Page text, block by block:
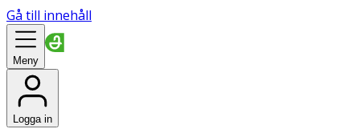
Gå till innehåll
Meny
Logga in